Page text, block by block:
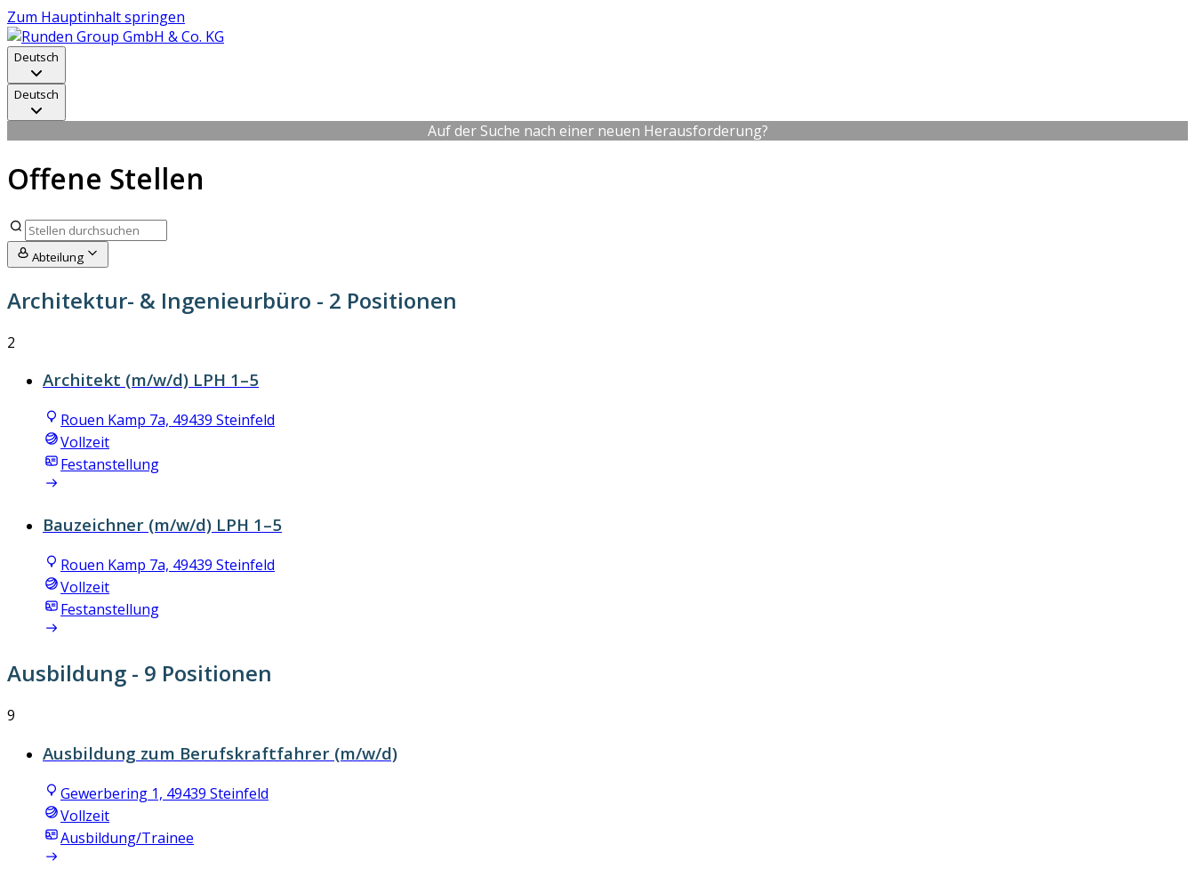
Zum Hauptinhalt springen
Deutsch
Deutsch
Auf der Suche nach einer neuen Herausforderung?
Offene Stellen
Abteilung
Architektur- & Ingenieurbüro - 2 Positionen
2
Architekt (m/w/d) LPH 1–5
Rouen Kamp 7a, 49439 Steinfeld
Vollzeit
Festanstellung
Bauzeichner (m/w/d) LPH 1–5
Rouen Kamp 7a, 49439 Steinfeld
Vollzeit
Festanstellung
Ausbildung - 9 Positionen
9
Ausbildung zum Berufskraftfahrer (m/w/d)
Gewerbering 1, 49439 Steinfeld
Vollzeit
Ausbildung/Trainee